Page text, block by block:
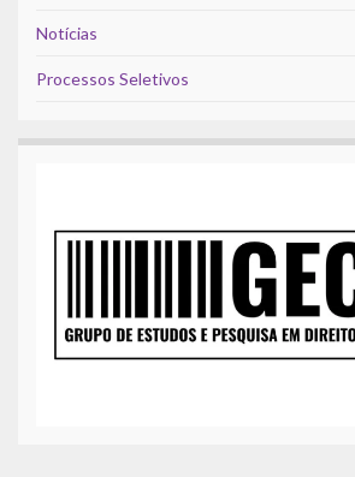
Notícias
Processos Seletivos